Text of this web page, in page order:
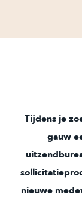
Tijdens je
gauw
nieuwe